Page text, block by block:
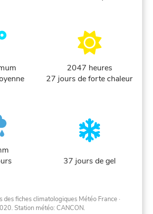
2047 heures
27 jours de forte chaleur
37 jours de gel
des fiches climatologiques Météo France ·
. Station météo: CANCON.